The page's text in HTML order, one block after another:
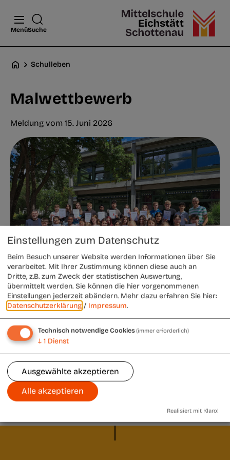
MenüSuche
Schulleben
Malwettbewerb
Meldung vom 15. Juni 2026
Am Malwettbewerb der Volks- und Raiffeisenbanken
beteiligten sich dieses Jahr 350 Schüler- und
Schülerinnen aus 14 Klassen der Eichstätter
Mittelschule Schottenau. Das Thema lautete "Meer
entdecken ". Die besten Bilder wurden ausgezeichnet.
Regionalleiter Thomas Bauer, Rektor Christian Graf
und Lehrer Ludwig Riedler nahmen die Preisverleihung
vor.
Einstellungen zum Datenschutz
Beim Besuch unserer Website werden Informationen über Sie
verarbeitet. Mit Ihrer Zustimmung können diese auch an
Dritte, z.B. zum Zweck der statistischen Auswertung,
übermittelt werden. Sie können die hier vorgenommenen
Einstellungen jederzeit abändern. Mehr dazu erfahren Sie hier:
Datenschutzerklärung / Impressum.
Technisch notwendige Cookies(immer erforderlich)
↓ 1 Dienst
Ausgewählte akzeptieren
Alle akzeptieren
Realisiert mit Klaro!